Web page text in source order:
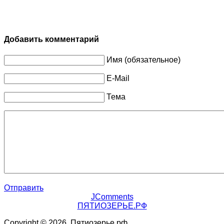
Добавить комментарий
Имя (обязательное)
E-Mail
Тема
Отправить
JComments
ПЯТИОЗЕРЬЕ.РФ